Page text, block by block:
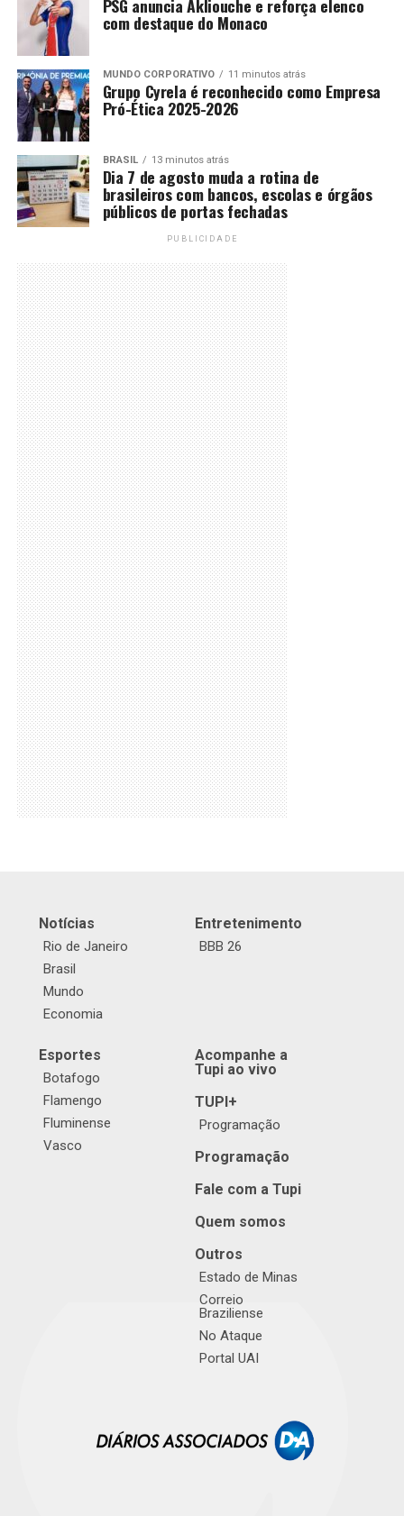
PSG anuncia Akliouche e reforça elenco
com destaque do Monaco
MUNDO CORPORATIVO 11 minutos atrás
Grupo Cyrela é reconhecido como Empresa
Pró-Ética 2025-2026
BRASIL 13 minutos atrás
Dia 7 de agosto muda a rotina de
brasileiros com bancos, escolas e órgãos
públicos de portas fechadas
PUBLICIDADE
Notícias
Rio de Janeiro
Brasil
Mundo
Economia
Entretenimento
BBB 26
Esportes
Botafogo
Flamengo
Fluminense
Vasco
Acompanhe a
Tupi ao vivo
TUPI+
Programação
Programação
Fale com a Tupi
Quem somos
Outros
Estado de Minas
Correio
Braziliense
No Ataque
Portal UAI